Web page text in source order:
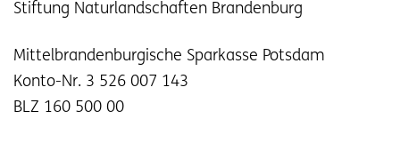
Stiftung Naturlandschaften Brandenburg
Mittelbrandenburgische Sparkasse Potsdam
Konto-Nr. 3 526 007 143
BLZ 160 500 00